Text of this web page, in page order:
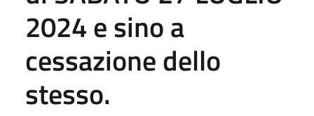
2024 e sino a
cessazione dello
stesso.